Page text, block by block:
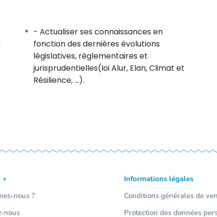
pénal).
Sanction.
contentieux.
- Actualiser ses connaissances en
fonction des dernières évolutions
législatives, règlementaires et
jurisprudentielles(loi Alur, Elan, Climat et
Résilience, …).
+
nous ?
nous
Informations légales
Conditions générales de
Protection des données